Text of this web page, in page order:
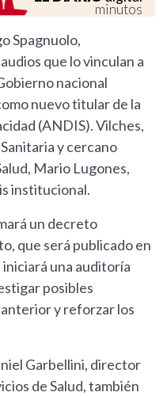
minutos
Spagnuolo,
que lo vinculan a
nacional
nuevo titular de la
(ANDIS). Vilches,
y cercano
Mario Lugones,
institucional.
un decreto
que será publicado en
una auditoría
posibles
y reforzar los
Garbellini, director
de Salud, también